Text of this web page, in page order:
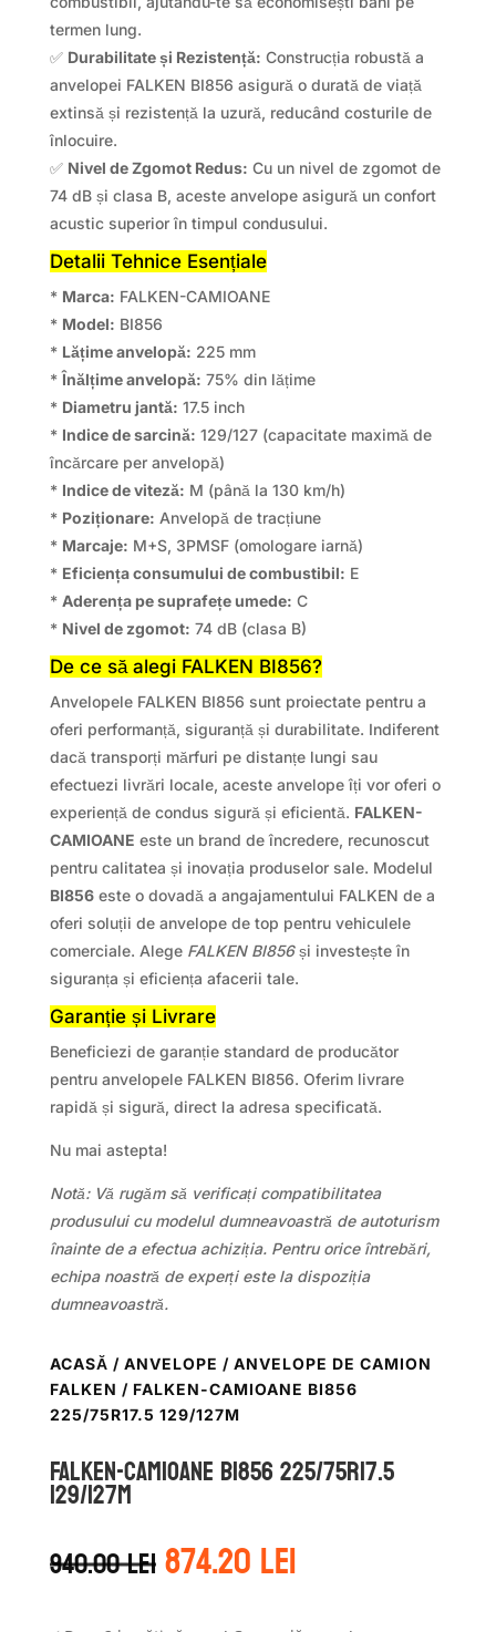
termen lung.
✅ Durabilitate și Rezistență: Construcția robustă a
anvelopei FALKEN BI856 asigură o durată de viață
extinsă și rezistență la uzură, reducând costurile de
înlocuire.
✅ Nivel de Zgomot Redus: Cu un nivel de zgomot de
74 dB și clasa B, aceste anvelope asigură un confort
acustic superior în timpul condusului.
Detalii Tehnice Esențiale
* Marca: FALKEN-CAMIOANE
* Model: BI856
* Lățime anvelopă: 225 mm
*Înălțime anvelopă: 75% din lățime
* Diametru jantă: 17.5 inch
* Indice de sarcină: 129/127 (capacitate maximă de
încărcare per anvelopă)
* Indice de viteză: M (până la 130 km/h)
* Poziționare: Anvelopă de tracțiune
* Marcaje: M+S, 3PMSF (omologare iarnă)
* Eficiența consumului de combustibil: E
* Aderența pe suprafețe umede: C
* Nivel de zgomot: 74 dB (clasa B)
De ce să alegi FALKEN BI856?
Anvelopele FALKEN BI856 sunt proiectate pentru a
oferi performanță, siguranță și durabilitate. Indiferent
dacă transporți mărfuri pe distanțe lungi sau
efectuezi livrări locale, aceste anvelope îți vor oferi o
experiență de condus sigură și eficientă. FALKEN-
CAMIOANE este un brand de încredere, recunoscut
pentru calitatea și inovația produselor sale. Modelul
BI856este o dovadă a angajamentului FALKEN de a
oferi soluții de anvelope de top pentru vehiculele
comerciale. Alege FALKEN BI856și investește în
siguranța și eficiența afacerii tale.
Garanție și Livrare
Beneficiezi de garanție standard de producător
pentru anvelopele FALKEN BI856. Oferim livrare
rapidă și sigură, direct la adresa specificată.
Nu mai astepta!
Notă: Vă rugăm să verificați compatibilitatea
produsului cu modelul dumneavoastră de autoturism
înainte de a efectua achiziția. Pentru orice întrebări,
echipa noastră de experți este la dispoziția
dumneavoastră.
ACASĂ / ANVELOPE / ANVELOPE DE CAMION
FALKEN / FALKEN-CAMIOANE BI856
225/75R17.5 129/127M
FALKEN-CAMIOANE BI856 225/75R17.5
129/127M
940.00leiPrețul
inițial
874.20leiPrețul
curent